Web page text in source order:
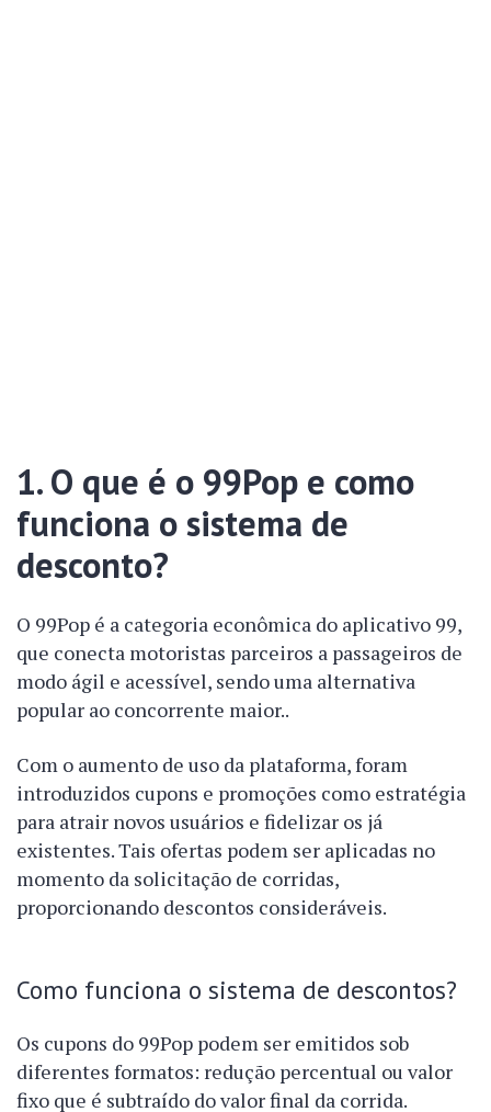
1. O que é o 99Pop e como
funciona o sistema de
desconto?
O 99Pop é a categoria econômica do aplicativo 99,
que conecta motoristas parceiros a passageiros de
modo ágil e acessível, sendo uma alternativa
popular ao concorrente maior..
Com o aumento de uso da plataforma, foram
introduzidos cupons e promoções como estratégia
para atrair novos usuários e fidelizar os já
existentes. Tais ofertas podem ser aplicadas no
momento da solicitação de corridas,
proporcionando descontos consideráveis.
Como funciona o sistema de descontos?
Os cupons do 99Pop podem ser emitidos sob
diferentes formatos: redução percentual ou valor
fixo que é subtraído do valor final da corrida.